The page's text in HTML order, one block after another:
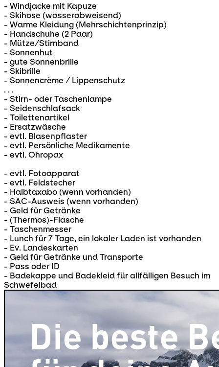
- Windjacke mit Kapuze
- Skihose (wasserabweisend)
- Warme Kleidung (Mehrschichtenprinzip)
- Handschuhe (2 Paar)
- Mütze/Stirnband
- Sonnenhut
- gute Sonnenbrille
- Skibrille
- Sonnencrème / Lippenschutz
. . .
- Stirn- oder Taschenlampe
- Seidenschlafsack
- Toilettenartikel
- Ersatzwäsche
- evtl. Blasenpflaster
- evtl. Persönliche Medikamente
- evtl. Ohropax
- evtl. Fotoapparat
- evtl. Feldstecher
- Halbtaxabo (wenn vorhanden)
- SAC-Ausweis (wenn vorhanden)
- Geld für Getränke
- (Thermos)-Flasche
- Taschenmesser
- Lunch für 7 Tage, ein lokaler Laden ist vorhanden
- Ev. Landeskarten
- Geld für Getränke und Transporte
- Pass oder ID
- Badekappe und Badekleid für allfälligen Besuch im
Schwefelbad